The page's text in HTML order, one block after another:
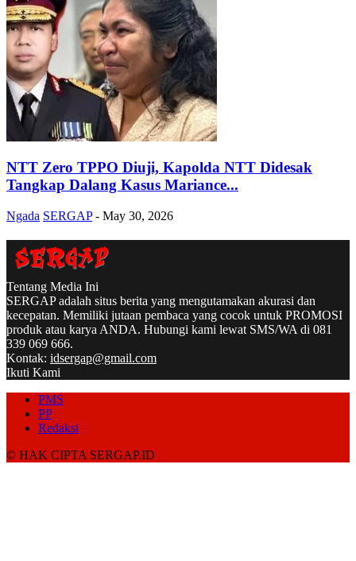
NTT Zero TPPO Diuji, Kapolda NTT Didesak
Tangkap Dalang Kasus Mariance...
Ngada SERGAP - May 30, 2026
Tentang Media Ini
SERGAP adalah situs berita yang mengutamakan akurasi dan
kecepatan. Memiliki jutaan pembaca yang cocok untuk PROMOSI
produk atau karya ANDA. Hubungi kami lewat SMS/WA di 081
339 069 666.
Kontak: idsergap@gmail.com
Ikuti Kami
PMS
PP
Redaksi
© HAK CIPTA SERGAP.ID